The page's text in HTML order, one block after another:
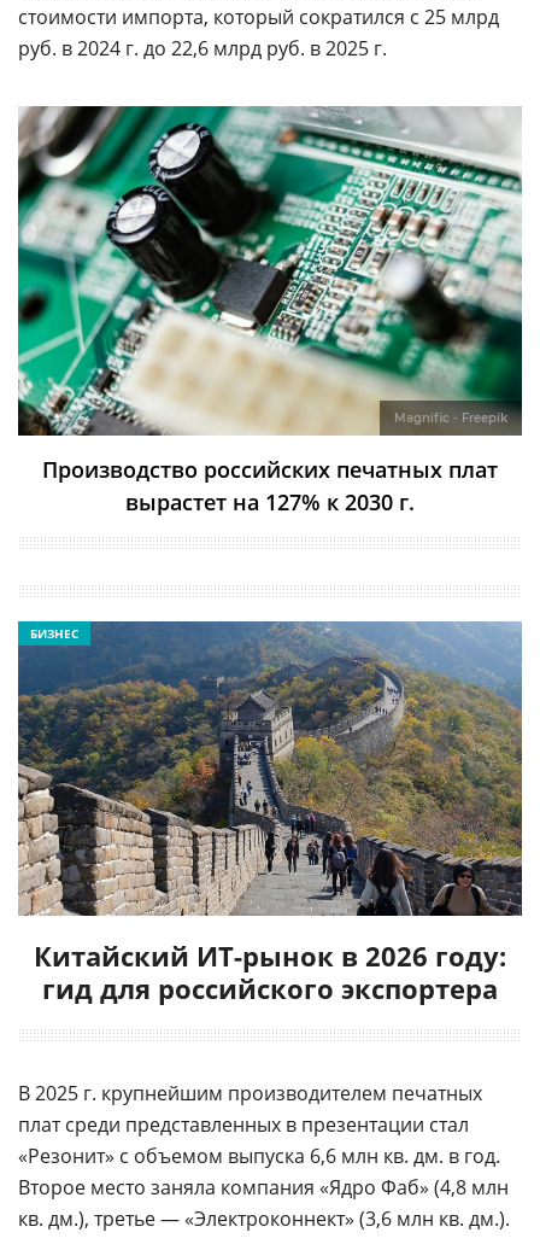
стоимости импорта, который сократился с 25 млрд
руб. в 2024 г. до 22,6 млрд руб. в 2025 г.
Magnific - Freepik
Производство российских печатных плат
вырастет на 127% к 2030 г.
Китайский ИТ-рынок в 2026 году:
гид для российского экспортера
БИЗНЕС
В 2025 г. крупнейшим производителем печатных
плат среди представленных в презентации стал
«Резонит» с объемом выпуска 6,6 млн кв. дм. в год.
Второе место заняла компания «Ядро Фаб» (4,8 млн
кв. дм.), третье — «Электроконнект» (3,6 млн кв. дм.).